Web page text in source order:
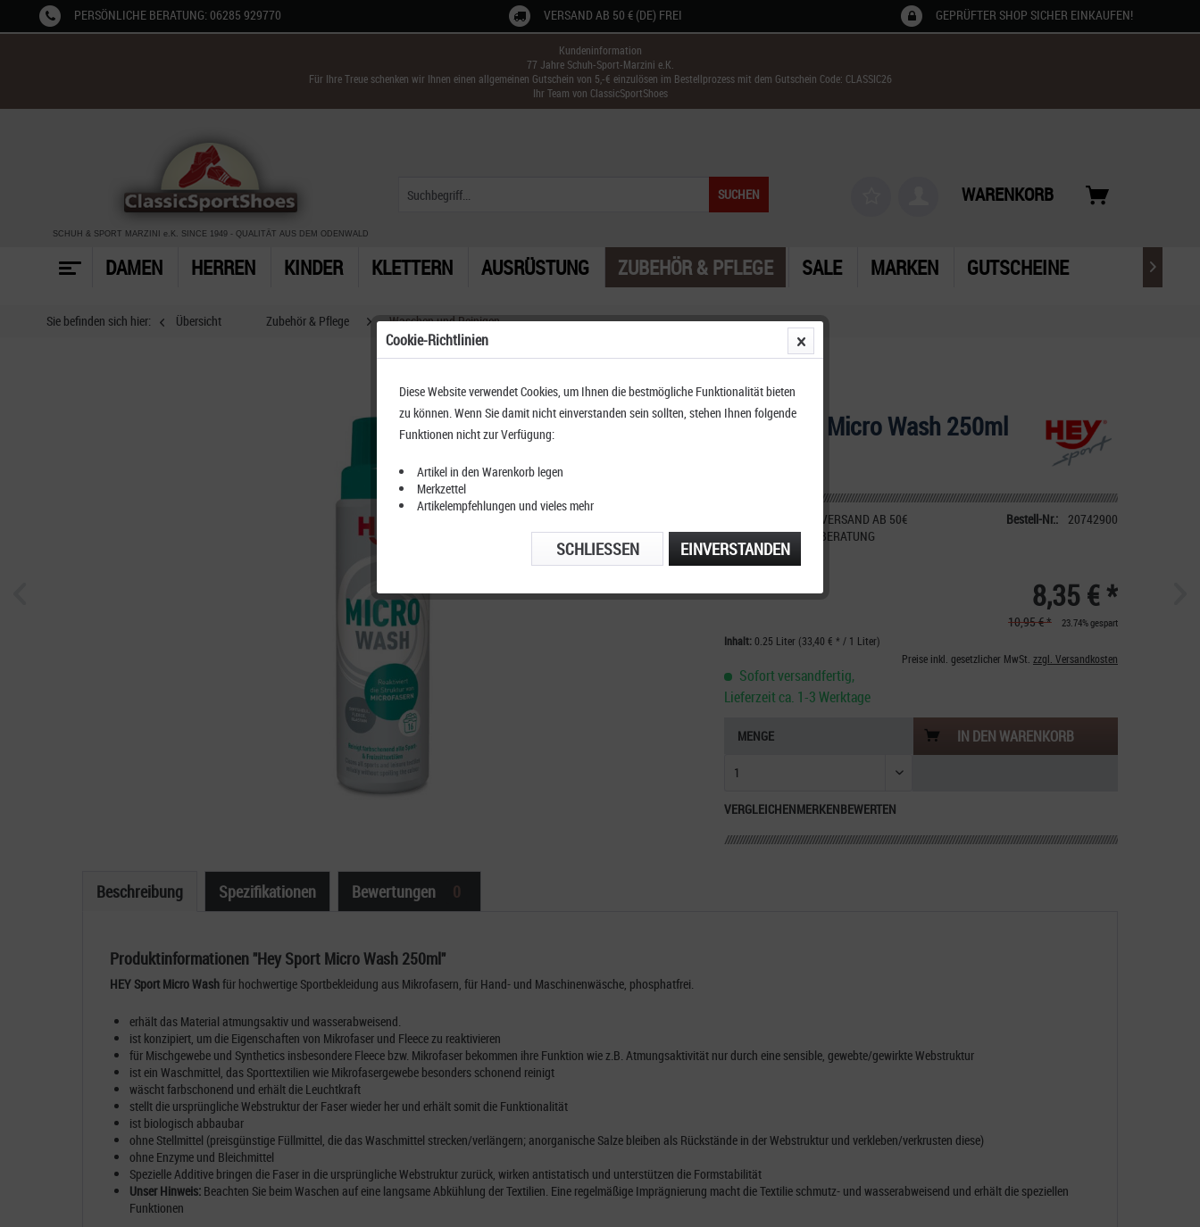
PERSÖNLICHE BERATUNG: 06285 929770 VERSAND AB 50 € (DE) FREI GEPRÜFTER SHOP SICHER EINKAUFEN!
Kundeninformation
77 Jahre Schuh-Sport-Marzini e.K.
Für Ihre Treue schenken wir Ihnen einen allgemeinen Gutschein von 5,-€ einzulösen im Bestellprozess mit dem Gutschein Code: CLASSIC26
Ihr Team von ClassicSportShoes
SCHUH & SPORT MARZINI e.K. SINCE 1949 - QUALITÄT AUS DEM ODENWALD
SUCHEN WARENKORB
DAMEN HERREN KINDER KLETTERN AUSRÜSTUNG ZUBEHÖR & PFLEGE SALE MARKEN GUTSCHEINE 
Sie befinden sich hier: Übersicht Zubehör & Pflege Waschen und Reinigen
Hey Sport Micro Wash 250ml
KOSTENFREIER VERSAND AB 50€
TELEFONISCHE BERATUNG
Bestell-Nr.: 20742900
8,35 € *
10,95 € * 23.74% gespart
Inhalt:0.25 Liter (33,40 € * / 1 Liter)
Preise inkl. gesetzlicher MwSt. zzgl. Versandkosten
Sofort versandfertig,
Lieferzeit ca. 1-3 Werktage
MENGE IN DENWARENKORB
VERGLEICHENMERKENBEWERTEN
Beschreibung Spezifikationen Bewertungen 0
Produktinformationen "Hey Sport Micro Wash 250ml"
HEY Sport Micro Washfür hochwertige Sportbekleidung aus Mikrofasern, für Hand- und Maschinenwäsche, phosphatfrei.
erhält das Material atmungsaktiv und wasserabweisend.
ist konzipiert, um die Eigenschaften von Mikrofaser und Fleece zu reaktivieren
für Mischgewebe und Synthetics insbesondere Fleece bzw. Mikrofaser bekommen ihre Funktion wie z.B. Atmungsaktivität nur durch eine sensible, gewebte/gewirkte Webstruktur
ist ein Waschmittel, das Sporttextilien wie Mikrofasergewebe besonders schonend reinigt
wäscht farbschonend und erhält die Leuchtkraft
stellt die ursprüngliche Webstruktur der Faser wieder her und erhält somit die Funktionalität
ist biologisch abbaubar
ohne Stellmittel (preisgünstige Füllmittel, die das Waschmittel strecken/verlängern; anorganische Salze bleiben als Rückstände in der Webstruktur und verkleben/verkrusten diese)
ohne Enzyme und Bleichmittel
Spezielle Additive bringen die Faser in die ursprüngliche Webstruktur zurück, wirken antistatisch und unterstützen die Formstabilität
Unser Hinweis: Beachten Sie beim Waschen auf eine langsame Abkühlung der Textilien. Eine regelmäßige Imprägnierung macht die Textilie schmutz- und wasserabweisend und erhält die speziellen
Funktionen
Cookie-Richtlinien
Diese Website verwendet Cookies, um Ihnen die bestmögliche Funktionalität bieten
zu können. Wenn Sie damit nicht einverstanden sein sollten, stehen Ihnen folgende
Funktionen nicht zur Verfügung:
Artikel in den Warenkorb legen
Merkzettel
Artikelempfehlungen und vieles mehr
EINVERSTANDEN
SCHLIESSEN